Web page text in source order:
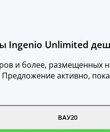
Ingenio Unlimited
и более,
активно,
ВАУ20